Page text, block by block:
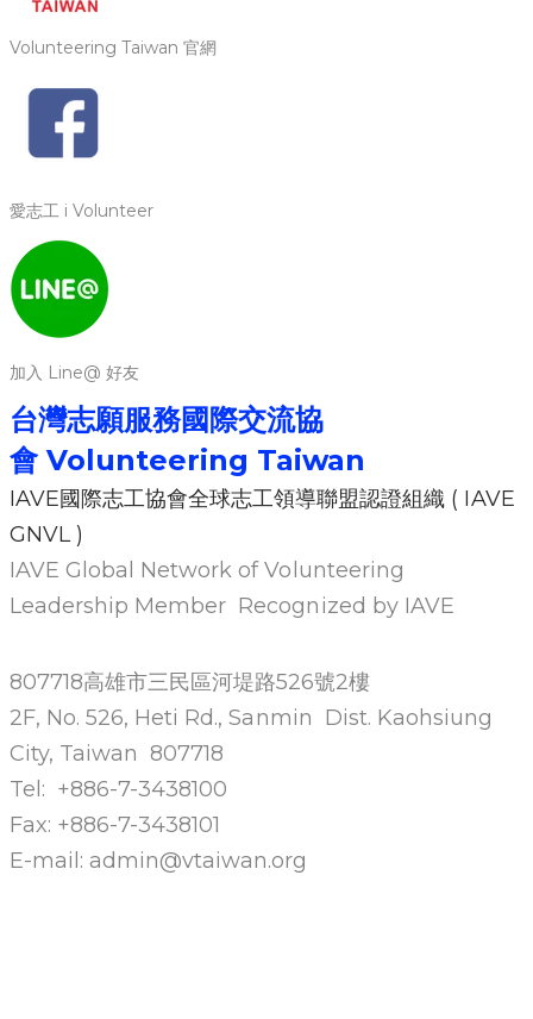
Volunteering Taiwan 官網
愛志工 i Volunteer
加入 Line@ 好友
台灣志願服務國際交流協
會Volunteering Taiwan
IAVE國際志工協會全球志工領導聯盟認證組織 ( IAVE
GNVL )
IAVE Global Network of Volunteering
Leadership Member Recognized by IAVE
807718高雄市三民區河堤路526號2樓
2F, No. 526, Heti Rd., Sanmin Dist. Kaohsiung
City, Taiwan 807718
Tel: +886-7-3438100
Fax: +886-7-3438101
E-mail: admin@vtaiwan.org